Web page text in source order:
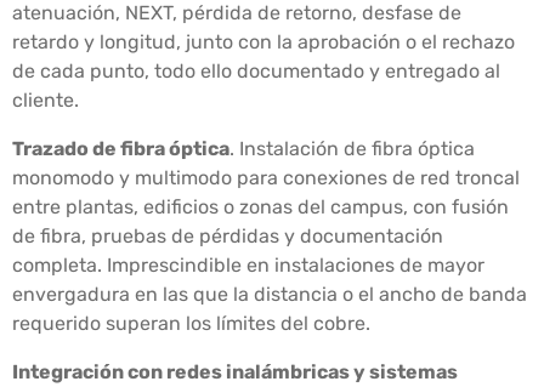
atenuación, NEXT, pérdida de retorno, desfase de
retardo y longitud, junto con la aprobación o el rechazo
de cada punto, todo ello documentado y entregado al
cliente.
Trazado de fibra óptica. Instalación de fibra óptica
monomodo y multimodo para conexiones de red troncal
entre plantas, edificios o zonas del campus, con fusión
de fibra, pruebas de pérdidas y documentación
completa. Imprescindible en instalaciones de mayor
envergadura en las que la distancia o el ancho de banda
requerido superan los límites del cobre.
Integración con redes inalámbricas y sistemas